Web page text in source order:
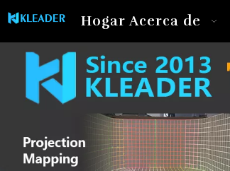
Hogar Acerca de